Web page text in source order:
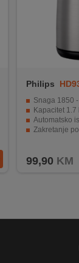
Philips
Snaga 1850
Kapacitet
Automatsko
Zakretanje
99,90 KM